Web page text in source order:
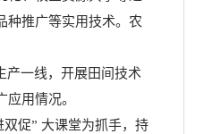
种推广等实用技术。农
产一线，开展田间技术
用情况。
促” 大课堂为抓手，持